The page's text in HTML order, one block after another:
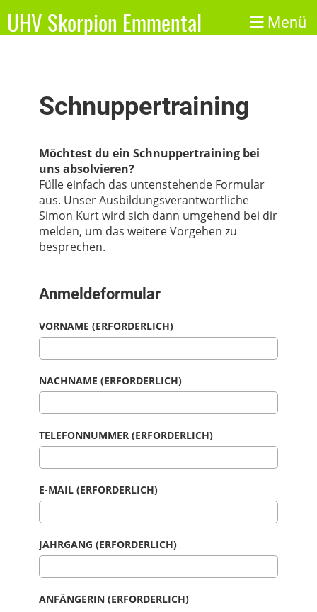
UHV Skorpion Emmental Menü
Schnuppertraining
Möchtest du ein Schnuppertraining bei
uns absolvieren?
Fülle einfach das untenstehende Formular
aus. Unser Ausbildungsverantwortliche
Simon Kurt wird sich dann umgehend bei dir
melden, um das weitere Vorgehen zu
besprechen.
Anmeldeformular
VORNAME (ERFORDERLICH)
NACHNAME (ERFORDERLICH)
TELEFONNUMMER (ERFORDERLICH)
E-MAIL (ERFORDERLICH)
JAHRGANG (ERFORDERLICH)
ANFÄNGERIN (ERFORDERLICH)